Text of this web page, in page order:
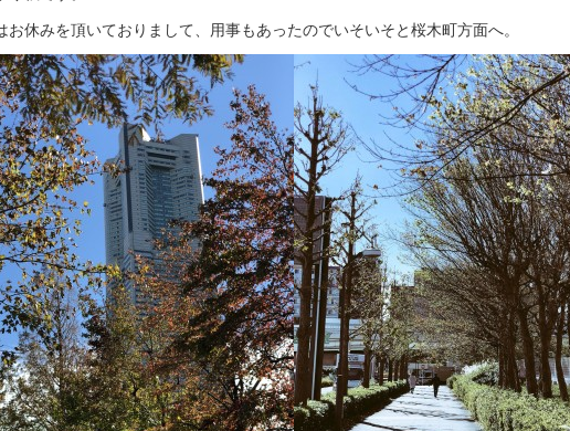
お休みを頂いておりまして、用事もあったのでいそいそと桜木町方面へ。